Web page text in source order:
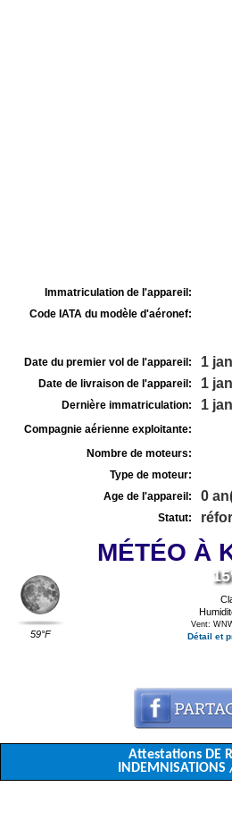
Immatriculation de l'appareil:
Code IATA du modèle d'aéronef:
Date du premier vol de l'appareil: 1
Date de livraison de l'appareil: 1
Dernière immatriculation: 1
Compagnie aérienne exploitante:
Nombre de moteurs:
Type de moteur:
Age de l'appareil:
0
Statut:
MÉTÉO À
59°F
Vent:
Détail et
Attestations DE
INDEMNISATIONS